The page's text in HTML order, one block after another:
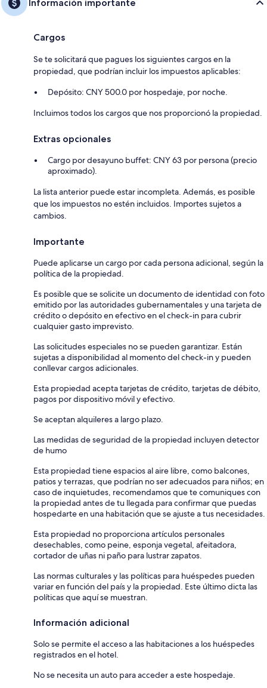
Información importante
Cargos
Se te solicitará que pagues los siguientes cargos en la
propiedad, que podrían incluir los impuestos aplicables:
Depósito: CNY 500.0 por hospedaje, por noche.
Incluimos todos los cargos que nos proporcionó la propiedad.
Extras opcionales
Cargo por desayuno buffet: CNY 63 por persona (precio
aproximado).
La lista anterior puede estar incompleta. Además, es posible
que los impuestos no estén incluidos. Importes sujetos a
cambios.
Importante
Puede aplicarse un cargo por cada persona adicional, según la
política de la propiedad.
Es posible que se solicite un documento de identidad con foto
emitido por las autoridades gubernamentales y una tarjeta de
crédito o depósito en efectivo en el check-in para cubrir
cualquier gasto imprevisto.
Las solicitudes especiales no se pueden garantizar. Están
sujetas a disponibilidad al momento del check-in y pueden
conllevar cargos adicionales.
Esta propiedad acepta tarjetas de crédito, tarjetas de débito,
pagos por dispositivo móvil y efectivo.
Se aceptan alquileres a largo plazo.
Las medidas de seguridad de la propiedad incluyen detector
de humo
Esta propiedad tiene espacios al aire libre, como balcones,
patios y terrazas, que podrían no ser adecuados para niños; en
caso de inquietudes, recomendamos que te comuniques con
la propiedad antes de tu llegada para confirmar que puedas
hospedarte en una habitación que se ajuste a tus necesidades.
Esta propiedad no proporciona artículos personales
desechables, como peine, esponja vegetal, afeitadora,
cortador de uñas ni paño para lustrar zapatos.
Las normas culturales y las políticas para huéspedes pueden
variar en función del país y la propiedad. Este último dicta las
políticas que aquí se muestran.
Información adicional
Solo se permite el acceso a las habitaciones a los huéspedes
registrados en el hotel.
No se necesita un auto para acceder a este hospedaje.